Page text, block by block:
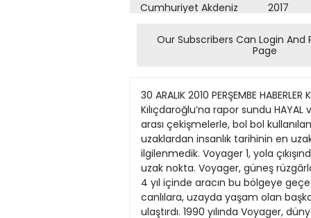
Cumhuriyet Akdeniz
Cumhuriyet Alışveriş
Cumhuriyet Ankara
Cumhuriyet Büyük
Taaruz
Cumhuriyet
Cumartesi
Cumhuriyet Çevre
2017
2016
2015
2013
2011
2010
2009
Our Subscribers Can Login And
Page
30 ARALIK 2010 PERŞEMBE HABERLER KÜRŞAT BAŞAR CUMHURİYET SAYFA 9 CHP’li Sevigen, İstanbul’daki cemevi saldırısını yerinde inceledi, Kılıçdaroğlu’na rapor sundu HAYAL ve GERÇEK Çok Uzaklardan Bakınca Sonu gelmeyen politik tartışmalarla, iktidar savaşlarıyla, kurumlar arası çekişmelerle, bol bol kullanılan ve içi iyice boşaltılan kavramlarla uğraştığımız bir yıl daha geçti. Biz bunlarla uğraşırken çok çok uzaklardan insanlık tarihinin en uzak yolculuklarından birinden yeni bir haber geldi ama günlük kavgaların içinde onunla pek fazla ilgilenmedik. Voyager 1, yola çıkışından 33 yıl sonra güneş sisteminin son noktasına ulaştı. Bu, insanoğlunun bugüne kadar ulaşabildiği en uzak nokta. Voyager, güneş rüzgârlarının etkisini artık yitirdiği noktaya, yıldızlararası uzaya doğru yaklaşıyor. Bilim adamları, önümüzdeki 4 yıl içinde aracın bu bölgeye geçeceğini düşünüyorlar. Evet belki Voyager, burada sansasyon yaratacak uzay yaratıklarına, bilinmeyen canlılara, uzayda yaşam olan başka bir gezegene rastlamadı. Yeni gezegenler buldu, uzayın derinlikleri hakkında çok önemli bilgiler ulaştırdı. 1990 yılında Voyager, dünyaya 6.4 km. Uzaktayken gezegenimizin bir fotoğrafını çekmişti. Güneş ışınlarının ortasında yalnızca küçücük bir ışık noktası olarak görünmüştü dünya... Carl Sagan, bu fotoğraf üzerine bir yazı kaleme almış ve “Fotoğrafa iyi bakın, orada, uzakta gördüğünüz küçük nokta bizim evimizdir...” Ve sonra şöyle devam etmişti: “Türümüzün tarihindeki tüm sevinç ve acılar, kendinden emin inançlarımız, ideolojimiz, ekonomik öğretilerimiz, her avcı ve yağmacı, her kahraman ve korkak, uygarlığımızın mimarları ve tahripçileri, her kral ve her köylü, birbirine âşık genç çiftler, her anne baba, umutları olan her çocuk, her mucit ve kâşif, ahlaki değerleri öğreten her öğretmen, yozlaşmış her politikacı, her bir yıldız, her yüce önder, her aziz ve her günahkâr işte orada yaşadı, bir güneş ışınında asılı duran o toz zerreciğinde...” Sagan o hem hüzünlü, hem romantik fotoğrafa bakarak yazdığı yazıda, tüm hayatımızı uğruna geçirdiğimiz, bununla da kalmayıp tüm tarihimiz boyunca bencilliğimizle yaptığımız pek çok şeyin aslında ne kadar boş olduğunu anlatıyordu bu kısa yazısında. “Bu soluk ışık noktası, bütün o kasılmalarımıza, kendi kendimize atfettiğimiz öneme ve evrende öncelikli bir konuma sahip olduğumuz yolundaki yanlış inancımıza meydan okuyor. Gezegenimiz çevremizi saran o büyük evrensel karanlıkta yalnız başına duran bir toz zerreciğidir. İçinde yaşadığımız bilinmezlik ve bütün bu enginliğin içinde, başka bir yerden bir